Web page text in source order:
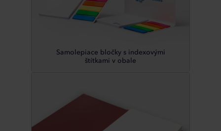
Samolepiace bločky s indexovými
štítkami v obale